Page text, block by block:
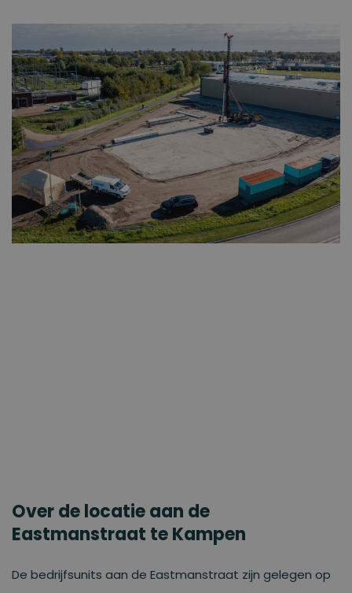
Over de locatie aan de
Eastmanstraat te Kampen
De bedrijfsunits aan de Eastmanstraat zijn gelegen op